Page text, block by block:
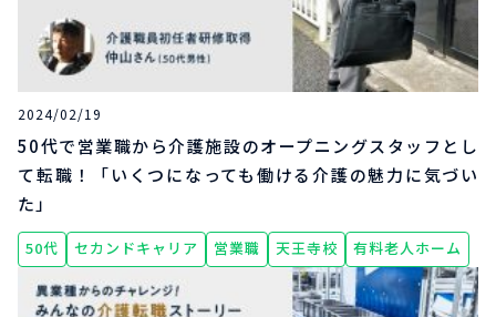
2024/02/19
50代で営業職から介護施設のオープニングスタッフとし
て転職！「いくつになっても働ける介護の魅力に気づい
た」
50代 セカンドキャリア 営業職 天王寺校 有料老人ホーム